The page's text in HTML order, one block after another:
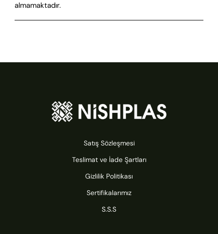
almamaktadır.
Satış Sözleşmesi
Teslimat ve İade Şartları
Gizlilik Politikası
Sertifikalarımız
S.S.S